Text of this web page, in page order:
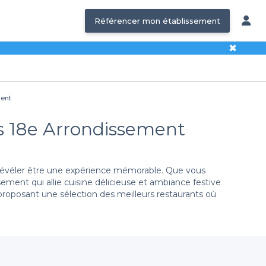
Référencer mon établissement
✖
18e Arrondissement
être une expérience mémorable. Que vous
qui allie cuisine délicieuse et ambiance festive
une sélection des meilleurs restaurants où
une large gamme d'établissements du 18e